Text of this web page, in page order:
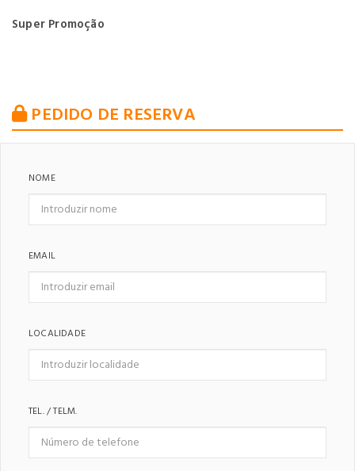
Super Promoção
PEDIDO DE RESERVA
NOME
EMAIL
LOCALIDADE
TEL. / TELM.